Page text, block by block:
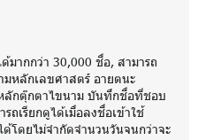
มากกว่า 30,000 ชื่อ, สามารถ
มหลักเลขศาสตร์ อายตนะ
ลักตุ๊กตาไขนาม บันทึกชื่อที่ชอบ
ถเรียกดูได้เมื่อลงชื่อเข้าใช้
โดยไม่จำกัดจำนวนวันจนกว่าจะ